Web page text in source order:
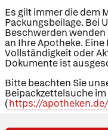
Es gilt immer die dem
Packungsbeilage. Bei
Beschwerden wenden
an Ihre Apotheke.
Vollständigkeit oder
Dokumente ist
Bitte beachten Sie
Beipackzettelsuche
(https://